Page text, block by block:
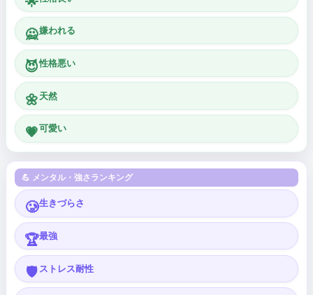
🙅嫌われる
😈性格悪い
🌼 天然
💗可愛い
💪 メンタル・強さランキング
🥲生きづらさ
🏆最強
🛡️ ストレス耐性